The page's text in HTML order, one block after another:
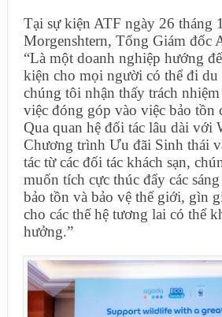
Tại sự kiện ATF ngày 26 tháng
Morgenshtern, Tổng Giám đốc
“Là một doanh nghiệp hướng
kiện cho mọi người có thể đi du
chúng tôi nhận thấy trách
việc đóng góp vào việc bảo tồn
Qua quan hệ đối tác lâu dài với
Chương trình Ưu đãi Sinh thái
tác từ các đối tác khách sạn,
muốn tích cực thúc đẩy các
bảo tồn và bảo vệ thế giới, gìn
cho các thế hệ tương lai có thể
hưởng.”